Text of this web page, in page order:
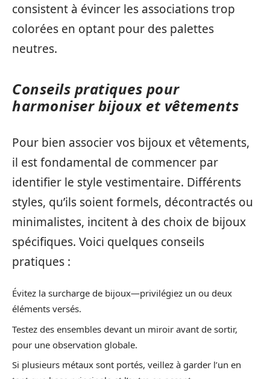
consistent à évincer les associations trop
colorées en optant pour des palettes
neutres.
Conseils pratiques pour
harmoniser bijoux et vêtements
Pour bien associer vos bijoux et vêtements,
il est fondamental de commencer par
identifier le style vestimentaire. Différents
styles, qu’ils soient formels, décontractés ou
minimalistes, incitent à des choix de bijoux
spécifiques. Voici quelques conseils
pratiques :
Évitez la surcharge de bijoux—privilégiez un ou deux
éléments versés.
Testez des ensembles devant un miroir avant de sortir,
pour une observation globale.
Si plusieurs métaux sont portés, veillez à garder l’un en